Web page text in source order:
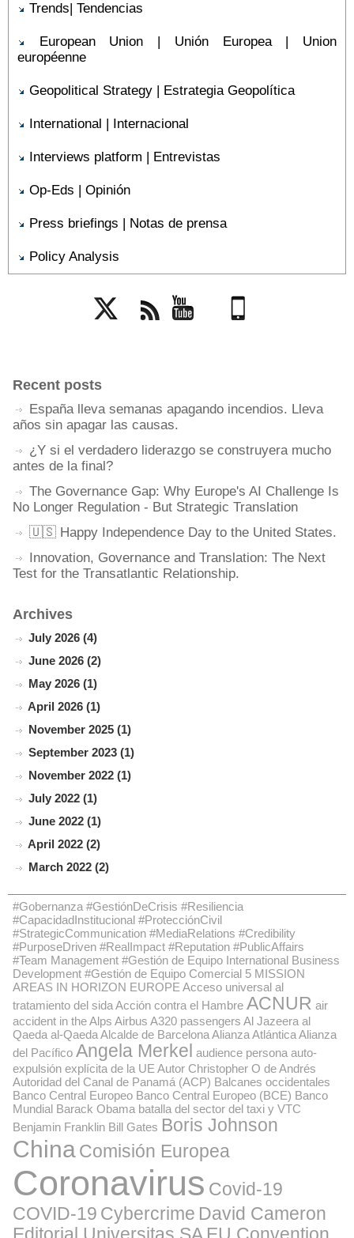
Trends| Tendencias
European Union | Unión Europea | Union
européenne
Geopolitical Strategy | Estrategia Geopolítica
International | Internacional
Interviews platform | Entrevistas
Op-Eds | Opinión
Press briefings | Notas de prensa
Policy Analysis
Recent posts
España lleva semanas apagando incendios. Lleva
años sin apagar las causas.
¿Y si el verdadero liderazgo se construyera mucho
antes de la final?
The Governance Gap: Why Europe's AI Challenge Is
No Longer Regulation - But Strategic Translation
🇺🇸 Happy Independence Day to the United States.
Innovation, Governance and Translation: The Next
Test for the Transatlantic Relationship.
Archives
July 2026 (4)
June 2026 (2)
May 2026 (1)
April 2026 (1)
November 2025 (1)
September 2023 (1)
November 2022 (1)
July 2022 (1)
June 2022 (1)
April 2022 (2)
March 2022 (2)
#Gobernanza #GestiónDeCrisis #Resiliencia
#CapacidadInstitucional #ProtecciónCivil
#StrategicCommunication #MediaRelations #Credibility
#PurposeDriven #RealImpact #Reputation #PublicAffairs
#Team Management #Gestión de Equipo International Business
Development #Gestión de Equipo Comercial 5 MISSION
AREAS IN HORIZON EUROPE Acceso universal al
tratamiento del sidaAcción contra el Hambre ACNUR air
accident in the Alps Airbus A320 passengers Al Jazeera al
Qaeda al-QaedaAlcalde de BarcelonaAlianza AtlánticaAlianza
del Pacífico Angela Merkel audience persona auto-
expulsión explícita de la UE Autor Christopher O de Andrés
Autoridad del Canal de Panamá (ACP) Balcanes occidentales
Banco Central Europeo Banco Central Europeo (BCE) Banco
Mundial Barack Obama batalla del sector del taxi y VTC
Benjamin Franklin Bill Gates Boris Johnson
China Comisión Europea
Coronavirus Covid-19
COVID-19 Cybercrime David Cameron